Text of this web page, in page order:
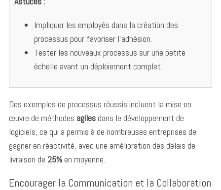
Impliquer les employés dans la création des
processus pour favoriser l’adhésion.
Tester les nouveaux processus sur une petite
échelle avant un déploiement complet.
Des exemples de processus réussis incluent la mise en
œuvre de méthodes agilesdans le développement de
logiciels, ce qui a permis à de nombreuses entreprises de
gagner en réactivité, avec une amélioration des délais de
livraison de 25%en moyenne.
Encourager la Communication et la Collaboration